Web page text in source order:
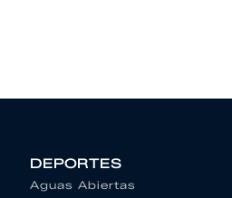
DEPORTES
Aguas Abiertas